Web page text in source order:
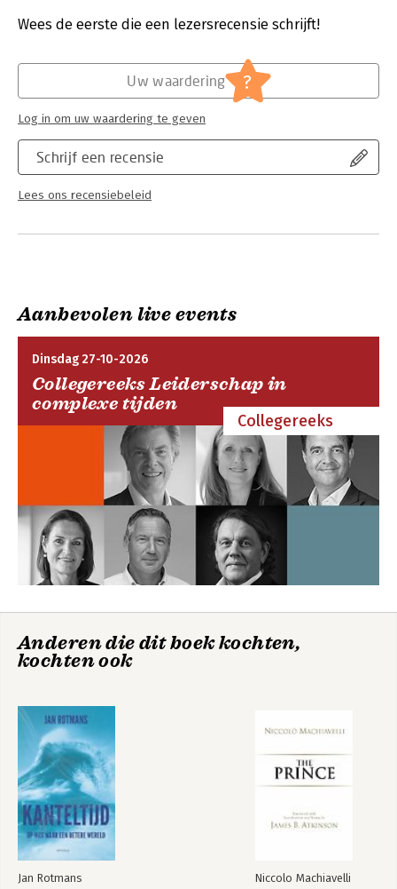
Verschijningsdatum:
10-2-2023
Mens en maatschappij
Wees de eerste die een lezersrecensie schrijft!
Schrijf een recensie
Lees ons recensiebeleid
Uw waardering ?
Log in om uw waardering te geven
Aanbevolen live events
Dinsdag 27-10-2026
Collegereeks Leiderschap in
complexe tijden
Collegereeks
Anderen die dit boek kochten,
kochten ook
Jan Rotmans Niccolo Machiavelli